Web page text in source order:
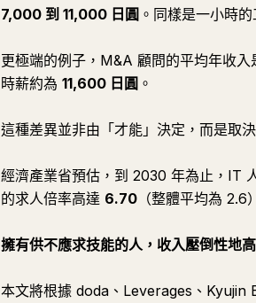
7,000 到 11,000 日圓 。同樣是一小時
更極端的例子，M&A 顧問的平均年收入
時薪約為 11,600 日圓 。
這種差異並非由「才能」決定，而是取
經濟產業省預估，到 2030 年為止，IT
的求人倍率高達 6.70 （整體平均為
擁有供不應求技能的人，收入壓倒性地高
本文將根據 doda、Leverages、Kyujin